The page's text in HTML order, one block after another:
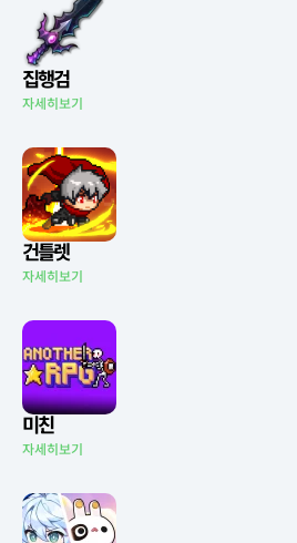
집행검
자세히보기
건틀렛
자세히보기
미친
자세히보기